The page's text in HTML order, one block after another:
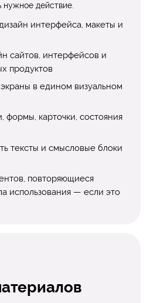
нужное действие.
интерфейса, макеты и
сайтов, интерфейсов и
продуктов
в едином визуальном
формы, карточки, состояния
тексты и смысловые блоки
повторяющиеся
использования — если это